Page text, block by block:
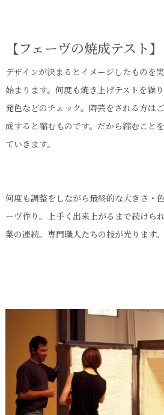
【フェーヴの焼成テスト】
デザインが決まるとイメージしたものを
始まります。何度も焼き上げテストを繰
発色などのチェック。陶芸をされる方は
成すると縮むものです。だから縮むこと
ていきます。
何度も調整をしながら最終的な大きさ・
ーヴ作り。上手く出来上がるまで続けら
業の連続。専門職人たちの技が光ります。